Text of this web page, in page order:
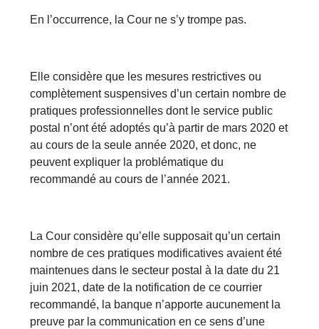
En l’occurrence, la Cour ne s’y trompe pas.
Elle considère que les mesures restrictives ou
complètement suspensives d’un certain nombre de
pratiques professionnelles dont le service public
postal n’ont été adoptés qu’à partir de mars 2020 et
au cours de la seule année 2020, et donc, ne
peuvent expliquer la problématique du
recommandé au cours de l’année 2021.
La Cour considère qu’elle supposait qu’un certain
nombre de ces pratiques modificatives avaient été
maintenues dans le secteur postal à la date du 21
juin 2021, date de la notification de ce courrier
recommandé, la banque n’apporte aucunement la
preuve par la communication en ce sens d’une